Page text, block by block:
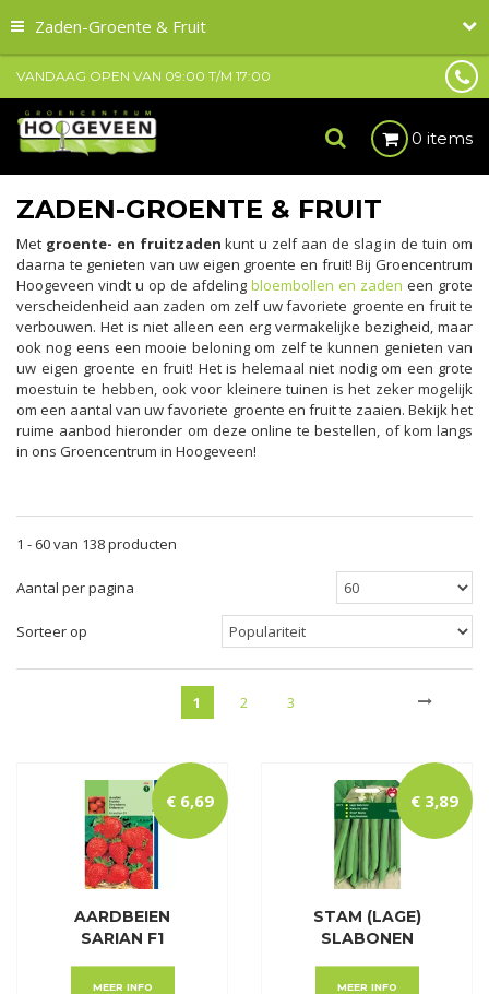
Zaden-Groente & Fruit
VANDAAG OPEN VAN 09:00 T/M 17:00
0 items
ZADEN-GROENTE & FRUIT
Met groente- en fruitzadenkunt u zelf aan de slag in de tuin om
daarna te genieten van uw eigen groente en fruit! Bij Groencentrum
Hoogeveen vindt u op de afdeling bloembollen en zaden een grote
verscheidenheid aan zaden om zelf uw favoriete groente en fruit te
verbouwen. Het is niet alleen een erg vermakelijke bezigheid, maar
ook nog eens een mooie beloning om zelf te kunnen genieten van
uw eigen groente en fruit! Het is helemaal niet nodig om een grote
moestuin te hebben, ook voor kleinere tuinen is het zeker mogelijk
om een aantal van uw favoriete groente en fruit te zaaien. Bekijk het
ruime aanbod hieronder om deze online te bestellen, of kom langs
in ons Groencentrum in Hoogeveen!
1 - 60 van 138 producten
Aantal per pagina
Sorteer op
1 2 3
AARDBEIEN
SARIAN F1
€ 6,69
MEER INFO
STAM (LAGE)
SLABONEN
€ 3,89
MEER INFO